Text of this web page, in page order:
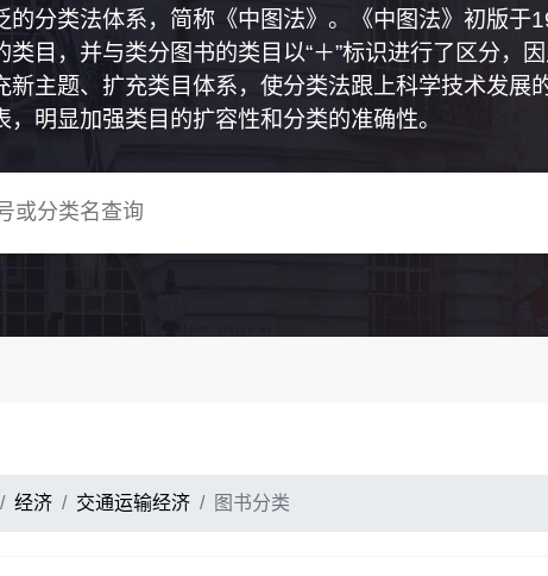
的分类法体系，简称《中图法》。《中图法》初版
类目，并与类分图书的类目以“＋”标识进行了区分，
新主题、扩充类目体系，使分类法跟上科学技术发
，明显加强类目的扩容性和分类的准确性。
经济 交通运输经济 图书分类